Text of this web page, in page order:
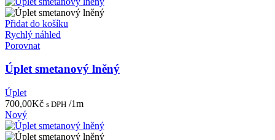
Přidat do košíku
Rychlý náhled
Porovnat
Úplet smetanový lněný
Úplet
700,00Kč s DPH /1m
Nový